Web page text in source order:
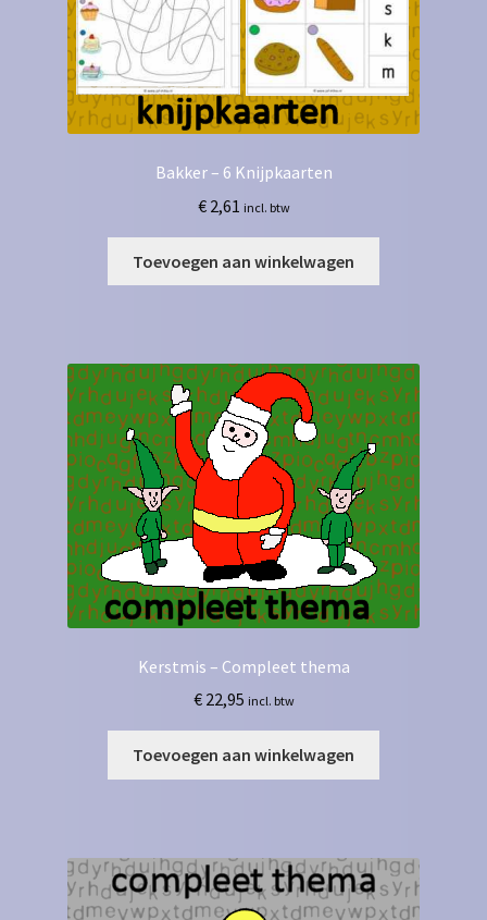
Bakker – 6 Knijpkaarten
€2,61 incl. btw
Toevoegen aan winkelwagen
Kerstmis – Compleet thema
€22,95 incl. btw
Toevoegen aan winkelwagen